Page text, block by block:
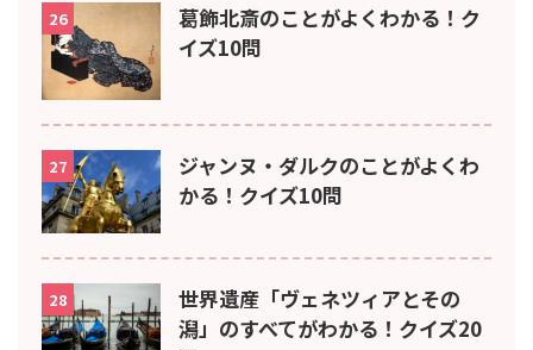
26
葛飾北斎のことがよくわかる！ク
イズ10問
27
ジャンヌ・ダルクのことがよくわ
かる！クイズ10問
28
世界遺産「ヴェネツィアとその
潟」のすべてがわかる！クイズ20